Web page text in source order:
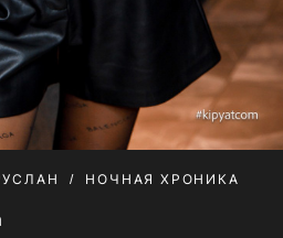
НОЧНАЯ ХРОНИКА